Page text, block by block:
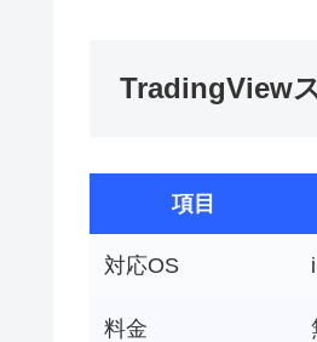
TradingView
項目
対応OS
料金